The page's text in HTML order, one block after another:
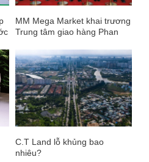
MM Mega Market khai trương
Trung tâm giao hàng Phan
C.T Land lỗ khủng bao
nhiêu?